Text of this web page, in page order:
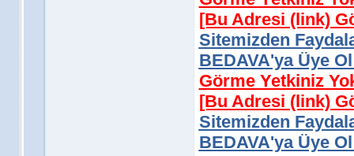
[Bu Adresi (link)
Sitemizden
BEDAVA'ya Üye
Görme Yetkiniz
[Bu Adresi (link)
Sitemizden
BEDAVA'ya Üye